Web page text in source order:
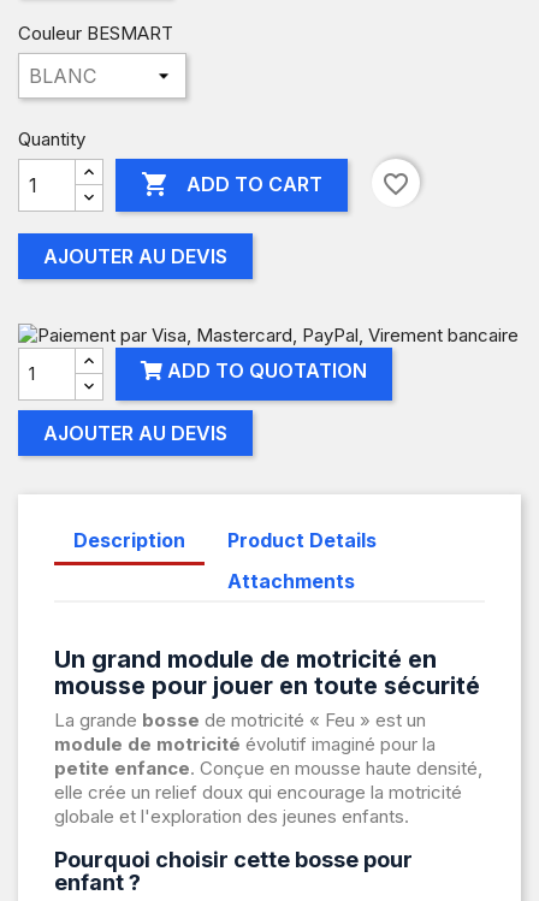
Couleur BESMART
Quantity
 ADD TO CART favorite_border
AJOUTER AU DEVIS
ADD TO QUOTATION
AJOUTER AU DEVIS
Description
Product Details
Attachments
Un grand module de motricité en
mousse pour jouer en toute sécurité
La grande bosse de motricité « Feu » est un
module de motricité évolutif imaginé pour la
petite enfance. Conçue en mousse haute densité,
elle crée un relief doux qui encourage la motricité
globale et l'exploration des jeunes enfants.
Pourquoi choisir cette bosse pour
enfant ?